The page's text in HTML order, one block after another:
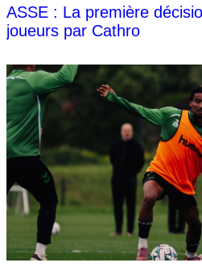
ASSE : La première
joueurs par Cathro